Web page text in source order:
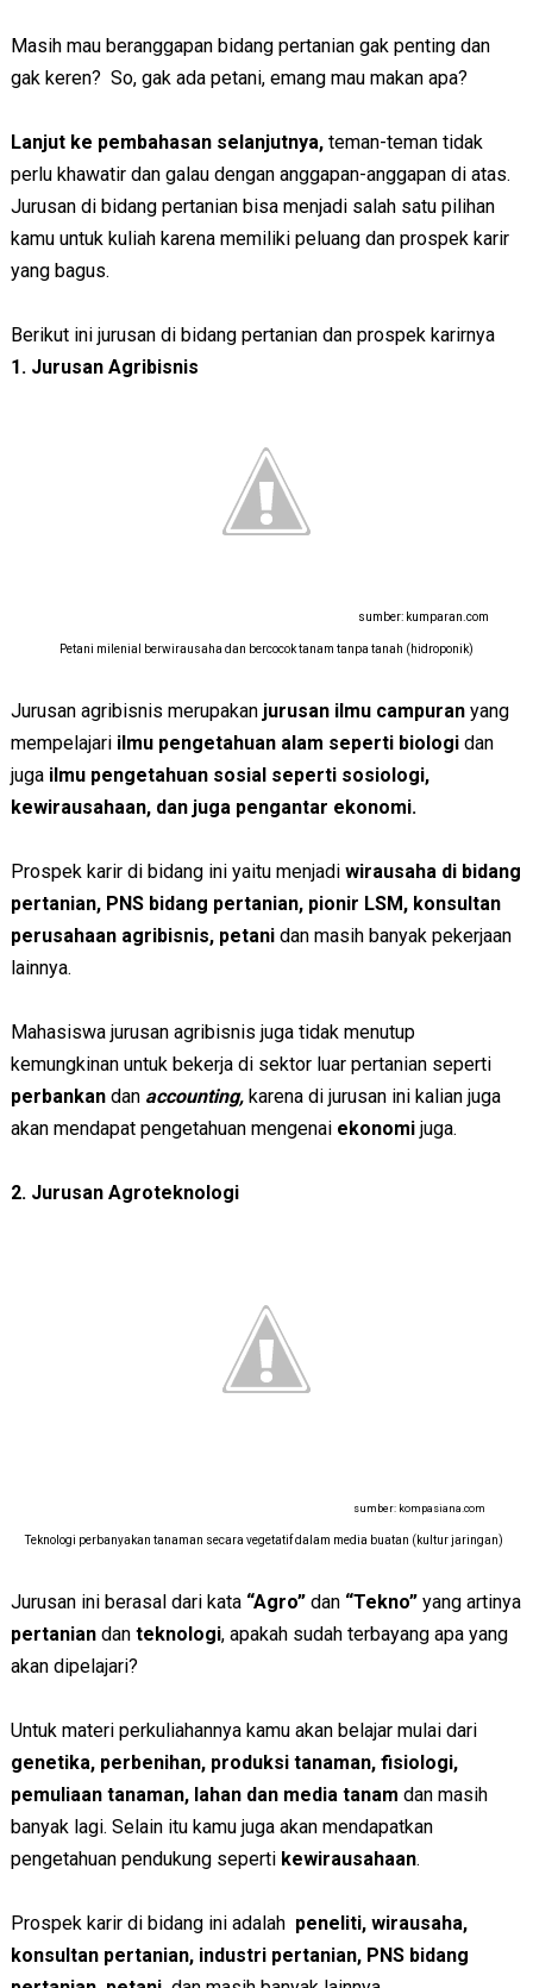
Masih mau beranggapan bidang pertanian gak penting dan
gak keren? So, gak ada petani, emang mau makan apa?
Lanjut ke pembahasan selanjutnya,teman-teman tidak
perlu khawatir dan galau dengan anggapan-anggapan di atas.
Jurusan di bidang pertanian bisa menjadi salah satu pilihan
kamu untuk kuliah karena memiliki peluang dan prospek karir
yang bagus.
Berikut ini jurusan di bidang pertanian dan prospek karirnya
1. Jurusan Agribisnis
sumber: kumparan.com
Petani milenial berwirausaha dan bercocok tanam tanpa tanah (hidroponik)
Jurusan agribisnis merupakan jurusan ilmu campuranyang
mempelajari ilmu pengetahuan alam seperti biologidan
jugailmu pengetahuan sosial seperti sosiologi,
kewirausahaan, dan juga pengantar ekonomi.
Prospek karir di bidang ini yaitu menjadi wirausaha di bidang
pertanian, PNS bidang pertanian, pionir LSM, konsultan
perusahaan agribisnis, petanidan masih banyak pekerjaan
lainnya.
Mahasiswa jurusan agribisnis juga tidak menutup
kemungkinan untuk bekerja di sektor luar pertanian seperti
perbankandan accounting,karena di jurusan ini kalian juga
akan mendapat pengetahuan mengenai ekonomijuga.
2. Jurusan Agroteknologi
sumber: kompasiana.com
Teknologi perbanyakan tanaman secara vegetatif dalam media buatan (kultur jaringan)
Jurusan ini berasal dari kata “Agro”dan “Tekno”yang artinya
pertaniandan teknologi, apakah sudah terbayang apa yang
akan dipelajari?
Untuk materi perkuliahannya kamu akan belajar mulai dari
genetika, perbenihan, produksi tanaman, fisiologi,
pemuliaan tanaman, lahan dan media tanam dan masih
banyak lagi. Selain itu kamu juga akan mendapatkan
pengetahuan pendukung seperti kewirausahaan.
Prospek karir di bidang ini adalah peneliti, wirausaha,
konsultan pertanian, industri pertanian, PNS bidang